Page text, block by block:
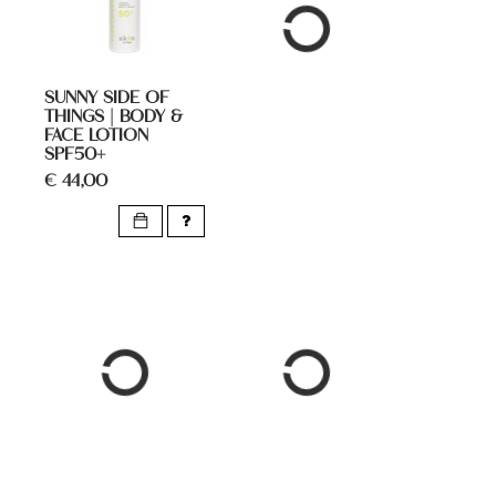
SUNNY SIDE OF
THINGS | BODY &
FACE LOTION
SPF50+
€ 44,00